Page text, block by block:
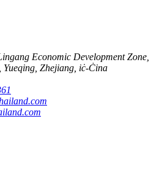
Economic Development Zone,
Yueqing, Zhejiang, iċ-Ċina